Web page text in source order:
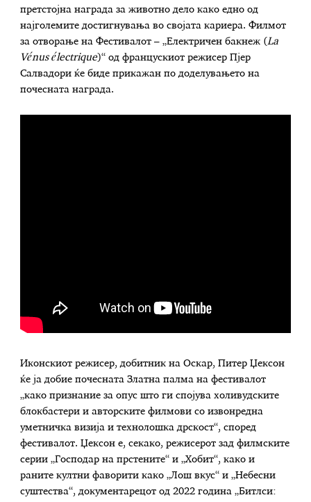
претстојна награда за животно дело како едно од
најголемите достигнувања во својата кариера. Филмот
за отворање на Фестивалот – „Електричен бакнеж ( La
Vénus électrique)“ од францускиот режисер Пјер
Салвадори ќе биде прикажан по доделувањето на
почесната награда.
Иконскиот режисер, добитник на Оскар, Питер Џексон
ќе ја добие почесната Златна палма на фестивалот
„како признание за опус што ги спојува холивудските
блокбастери и авторските филмови со извонредна
уметничка визија и технолошка дрскост“, според
фестивалот. Џексон е, секако, режисерот зад филмските
серии „Господар на прстените“ и „Хобит“, како и
раните култни фаворити како „Лош вкус“ и „Небесни
суштества“, документарецот од 2022 година „Битлси: